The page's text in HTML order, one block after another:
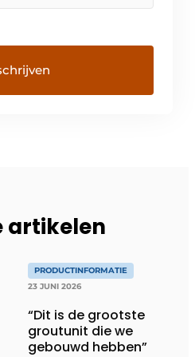
artikelen
PRODUCTINFORMATIE
23 JUNI 2026
“Dit is de grootste
groutunit die we
gebouwd hebben”